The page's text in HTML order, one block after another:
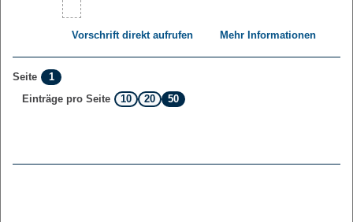
Vorschrift direkt aufrufen Mehr Informationen
Seite
1
Einträge pro Seite
10 20 50